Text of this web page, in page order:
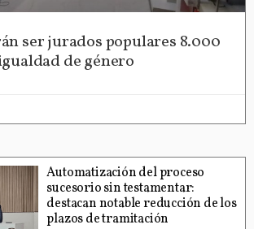
ser jurados populares 8.000
de género
Automatización del proceso
sucesorio sin testamentar:
destacan notable reducción de los
plazos de tramitación